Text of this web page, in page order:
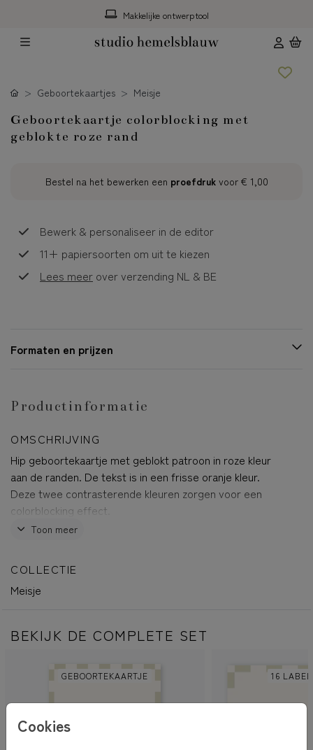
Makkelijke ontwerptool
Cookies
Geboortekaartjes Meisje
Geboortekaartje colorblocking met
geblokte roze rand
Bestel na het bewerken een proefdrukvoor € 1,00
Bewerk & personaliseer in de editor
11+ papiersoorten om uit te kiezen
Lees meer over verzending NL & BE
Formaten en prijzen
Productinformatie
OMSCHRIJVING
Hip geboortekaartje met geblokt patroon in roze kleur
aan de randen. De tekst is in een frisse oranje kleur.
Deze twee contrasterende kleuren zorgen voor een
colorblocking effect.
Dit product is onderdeel van de geboortekaartjes set
'Strepen en ruitjes'
Toon meer
COLLECTIE
Meisje
BEKIJK DE COMPLETE SET
GEBOORTEKAARTJE 16